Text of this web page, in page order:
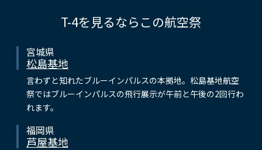
T-4を見るならこの航空祭
宮城県
松島基地
言わずと知れたブルーインパルスの本拠地。松島基地航空
祭ではブルーインパルスの飛行展示が午前と午後の2回行わ
れます。
福岡県
芦屋基地